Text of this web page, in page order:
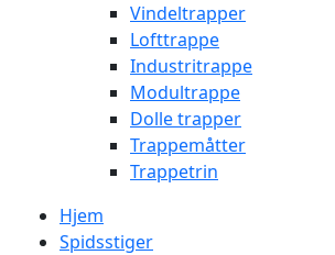
Vindeltrapper
Lofttrappe
Industritrappe
Modultrappe
Dolle trapper
Trappemåtter
Trappetrin
Hjem
Spidsstiger